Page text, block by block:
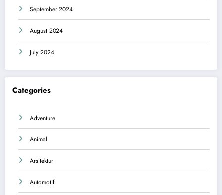
September 2024
August 2024
July 2024
Categories
Adventure
Animal
Arsitektur
Automotif